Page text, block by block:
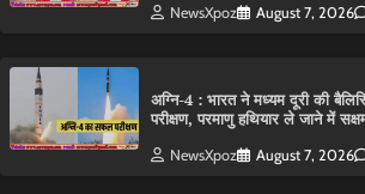
NewsXpoz August 7, 2026
अग्नि-4 : भारत ने मध्यम दूरी की
परीक्षण, परमाणु हथियार ले जाने में
NewsXpoz August 7, 2026